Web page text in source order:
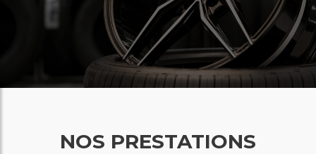
NOS PRESTATIONS